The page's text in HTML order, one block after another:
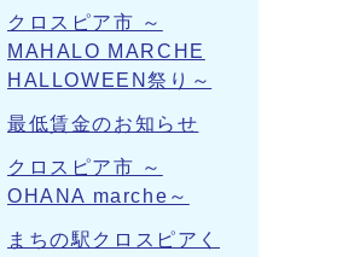
クロスピア市 ～
MAHALO MARCHE
HALLOWEEN祭り～
最低賃金のお知らせ
クロスピア市 ～
OHANA marche～
まちの駅クロスピアく